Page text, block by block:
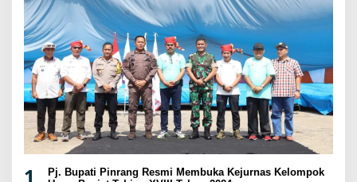
1
Pj. Bupati Pinrang Resmi Membuka Kejurnas Kelompok